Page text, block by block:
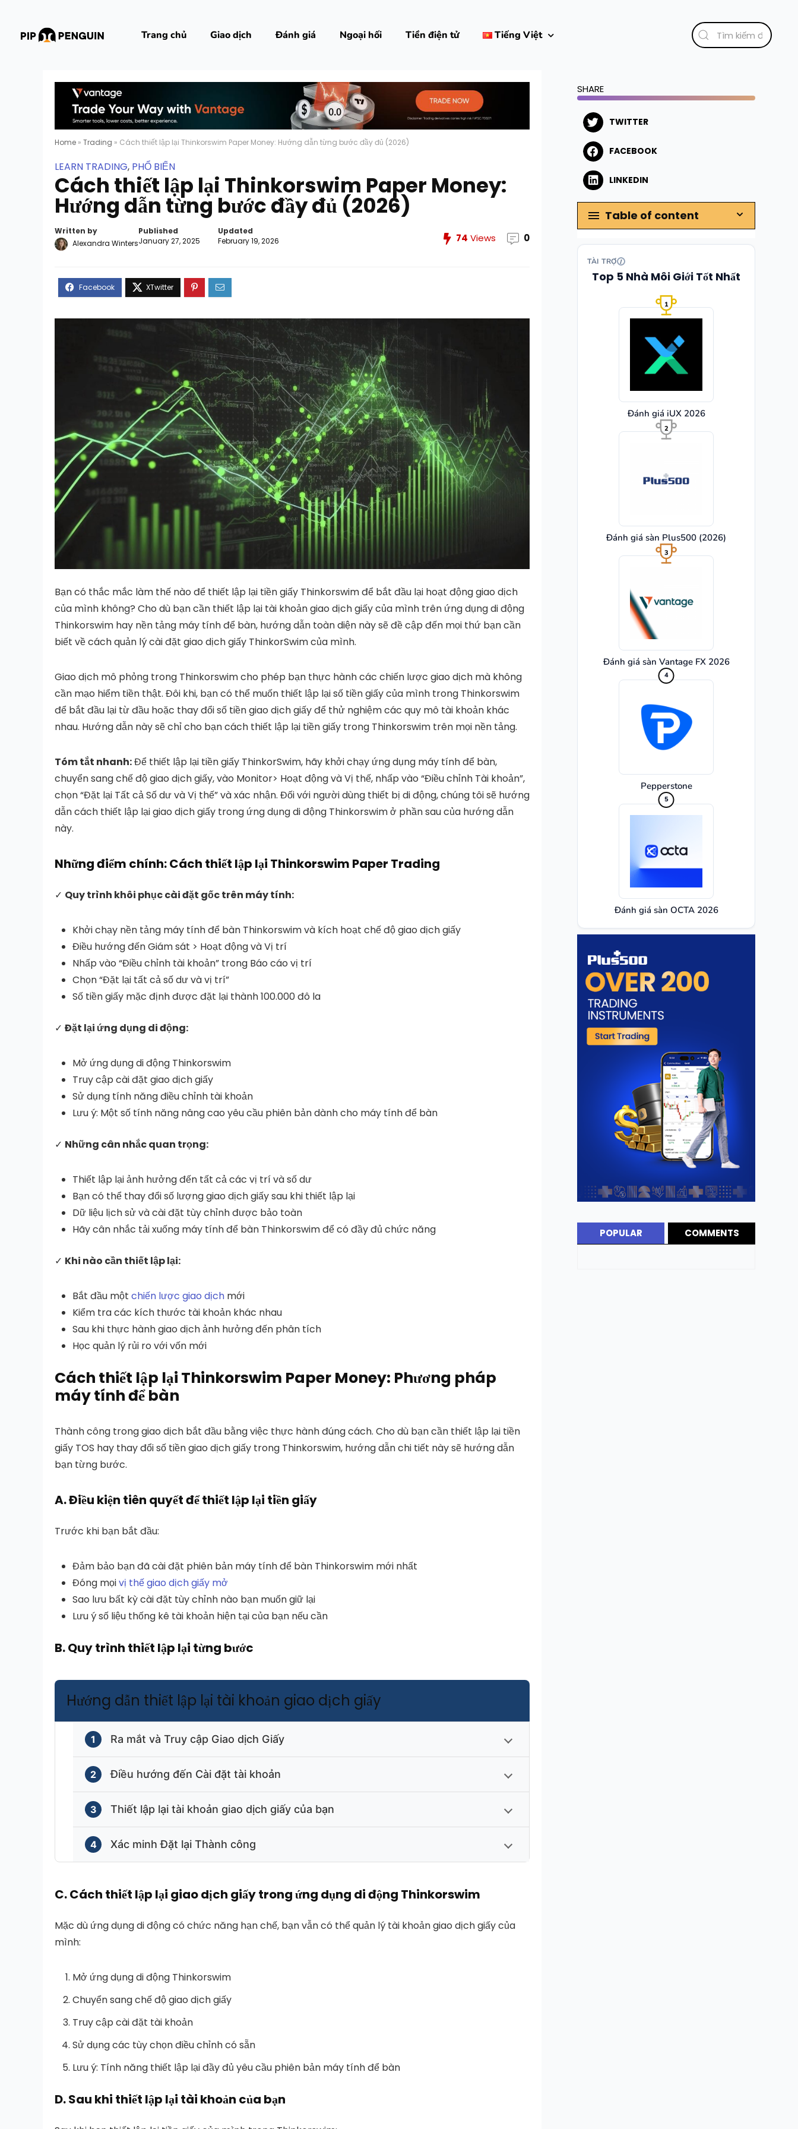
Trang chủ Giao dịch Đánh giá Ngoại hối Tiền điện tử Tiếng Việt
Home » Trading » Cách thiết lập lại Thinkorswim Paper Money: Hướng dẫn từng bước đầy đủ (2026)
LEARN TRADING, PHỔ BIẾN
Cách thiết lập lại Thinkorswim Paper Money:
Hướng dẫn từng bước đầy đủ (2026)
Written by
Alexandra Winters
Published
January 27, 2025
Updated
February 19, 2026
74 Views 0
Bạn có thắc mắc làm thế nào để thiết lập lại tiền giấy Thinkorswim để bắt đầu lại hoạt động giao dịch
của mình không? Cho dù bạn cần thiết lập lại tài khoản giao dịch giấy của mình trên ứng dụng di động
Thinkorswim hay nền tảng máy tính để bàn, hướng dẫn toàn diện này sẽ đề cập đến mọi thứ bạn cần
biết về cách quản lý cài đặt giao dịch giấy ThinkorSwim của mình.
Giao dịch mô phỏng trong Thinkorswim cho phép bạn thực hành các chiến lược giao dịch mà không
cần mạo hiểm tiền thật. Đôi khi, bạn có thể muốn thiết lập lại số tiền giấy của mình trong Thinkorswim
để bắt đầu lại từ đầu hoặc thay đổi số tiền giao dịch giấy để thử nghiệm các quy mô tài khoản khác
nhau. Hướng dẫn này sẽ chỉ cho bạn cách thiết lập lại tiền giấy trong Thinkorswim trên mọi nền tảng.
Tóm tắt nhanh:Để thiết lập lại tiền giấy ThinkorSwim, hãy khởi chạy ứng dụng máy tính để bàn,
chuyển sang chế độ giao dịch giấy, vào Monitor> Hoạt động và Vị thế, nhấp vào “Điều chỉnh Tài khoản”,
chọn “Đặt lại Tất cả Số dư và Vị thế” và xác nhận. Đối với người dùng thiết bị di động, chúng tôi sẽ hướng
dẫn cách thiết lập lại giao dịch giấy trong ứng dụng di động Thinkorswim ở phần sau của hướng dẫn
này.
Những điểm chính: Cách thiết lập lại Thinkorswim Paper Trading
✓ Quy trình khôi phục cài đặt gốc trên máy tính:
Khởi chạy nền tảng máy tính để bàn Thinkorswim và kích hoạt chế độ giao dịch giấy
Điều hướng đến Giám sát > Hoạt động và Vị trí
Nhấp vào “Điều chỉnh tài khoản” trong Báo cáo vị trí
Chọn “Đặt lại tất cả số dư và vị trí”
Số tiền giấy mặc định được đặt lại thành 100.000 đô la
✓ Đặt lại ứng dụng di động:
Mở ứng dụng di động Thinkorswim
Truy cập cài đặt giao dịch giấy
Sử dụng tính năng điều chỉnh tài khoản
Lưu ý: Một số tính năng nâng cao yêu cầu phiên bản dành cho máy tính để bàn
✓ Những cân nhắc quan trọng:
Thiết lập lại ảnh hưởng đến tất cả các vị trí và số dư
Bạn có thể thay đổi số lượng giao dịch giấy sau khi thiết lập lại
Dữ liệu lịch sử và cài đặt tùy chỉnh được bảo toàn
Hãy cân nhắc tải xuống máy tính để bàn Thinkorswim để có đầy đủ chức năng
✓ Khi nào cần thiết lập lại:
Bắt đầu một chiến lược giao dịch mới
Kiểm tra các kích thước tài khoản khác nhau
Sau khi thực hành giao dịch ảnh hưởng đến phân tích
Học quản lý rủi ro với vốn mới
Cách thiết lập lại Thinkorswim Paper Money: Phương pháp
máy tính để bàn
Thành công trong giao dịch bắt đầu bằng việc thực hành đúng cách. Cho dù bạn cần thiết lập lại tiền
giấy TOS hay thay đổi số tiền giao dịch giấy trong Thinkorswim, hướng dẫn chi tiết này sẽ hướng dẫn
bạn từng bước.
A.Điều kiện tiên quyết để thiết lập lại tiền giấy
Trước khi bạn bắt đầu:
Đảm bảo bạn đã cài đặt phiên bản máy tính để bàn Thinkorswim mới nhất
Đóng mọivị thế giao dịch giấy mở
Sao lưu bất kỳ cài đặt tùy chỉnh nào bạn muốn giữ lại
Lưu ý số liệu thống kê tài khoản hiện tại của bạn nếu cần
B.Quy trình thiết lập lại từng bước
Hướng dẫn thiết lập lại tài khoản giao dịch giấy
1 Ra mắt và Truy cập Giao dịch Giấy
Nền tảng máy tính để bàn Thinkorswim mở
Đăng nhập vào tài khoản giao dịch giấy của bạn
2 Điều hướng đến Cài đặt tài khoản
Nhấp vào tab “Giám sát” ở trên cùng
Xác định vị trí phần Tuyên bố vị trí
Tìm “Điều chỉnh tài khoản” ở góc trên bên phải
3 Thiết lập lại tài khoản giao dịch giấy của bạn
Nhấp vào “Điều chỉnh tài khoản”
Xem lại tin nhắn xác nhận
Nhấp vào “Áp dụng” để xác nhận
4 Xác minh Đặt lại Thành công
Xác nhận tất cả các vị trí đã được xóa
Xác minh lịch sử giao dịch được đặt lại
C.Cách thiết lập lại giao dịch giấy trong ứng dụng di động Thinkorswim
Mặc dù ứng dụng di động có chức năng hạn chế, bạn vẫn có thể quản lý tài khoản giao dịch giấy của
mình:
Mở ứng dụng di động Thinkorswim
Chuyển sang chế độ giao dịch giấy
Truy cập cài đặt tài khoản
Sử dụng các tùy chọn điều chỉnh có sẵn
Lưu ý: Tính năng thiết lập lại đầy đủ yêu cầu phiên bản máy tính để bàn
D.Sau khi thiết lập lại tài khoản của bạn
SHARE
TWITTER
FACEBOOK
LINKEDIN
Table of content
TÀI TRỢ
Top 5 Nhà Môi Giới Tốt Nhất
1
Đánh giá iUX 2026
2
Đánh giá sàn Plus500 (2026)
3
Đánh giá sàn Vantage FX 2026
4
Pepperstone
5
Đánh giá sàn OCTA 2026
POPULAR COMMENTS